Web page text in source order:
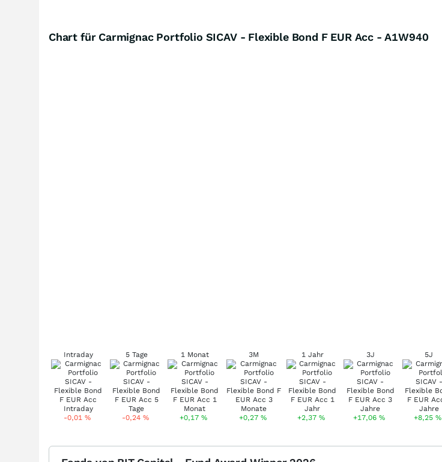
Chart für Carmignac Portfolio SICAV - Flexible Bond F EUR Acc - A1W940
Intraday
-0,01 %
5 Tage
-0,24 %
1 Monat
+0,17%
3M
+0,27 %
1 Jahr
+2,37%
3J
+17,06%
5J
+8,25%